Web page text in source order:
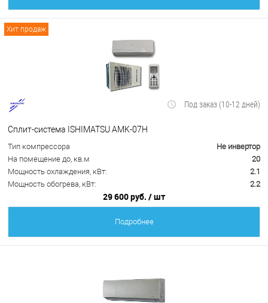
Хит продаж
Под заказ (10-12 дней)
Сплит-система ISHIMATSU AMK-07H
Тип компрессора
Не инвертор
На помещение до, кв.м
20
Мощность охлаждения, кВт:
2.1
Мощность обогрева, кВт:
2.2
29 600 руб. / шт
Подробнее